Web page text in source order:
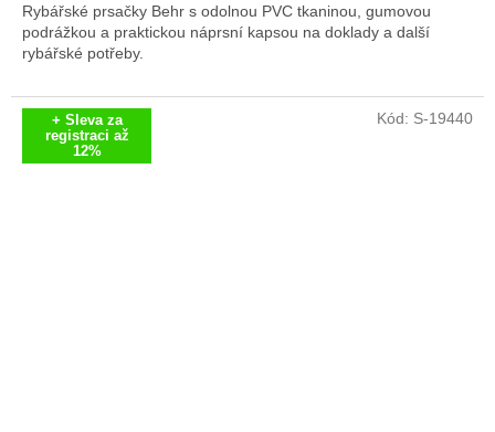
z
5
hvězdiček.
Rybářské prsačky Behr s odolnou PVC tkaninou, gumovou
podrážkou a praktickou náprsní kapsou na doklady a další
rybářské potřeby.
+ Sleva za
registraci až
12%
Kód: S-19440